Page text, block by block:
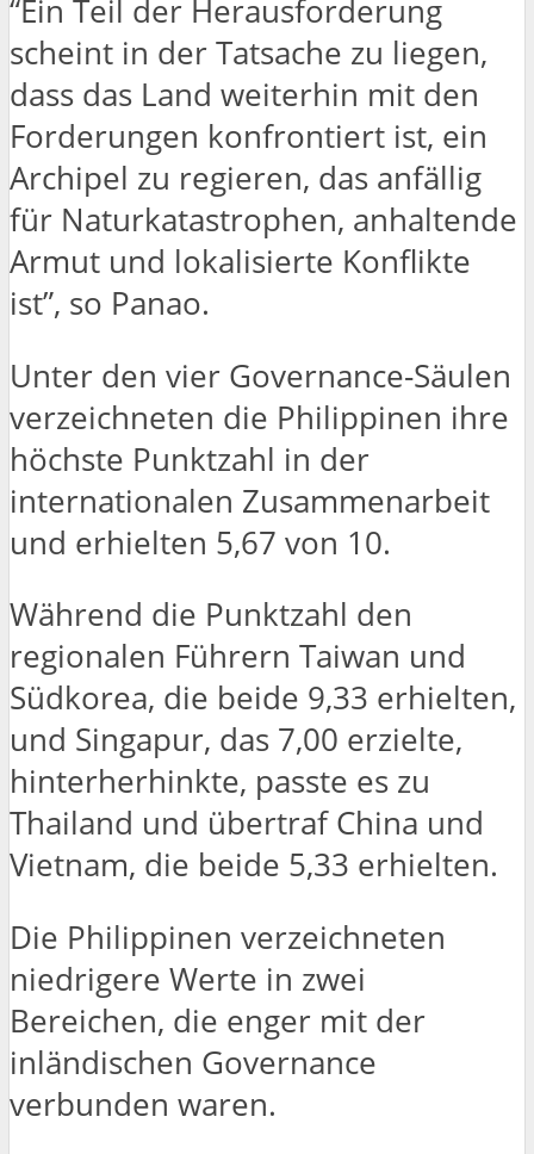
“Ein Teil der Herausforderung
scheint in der Tatsache zu liegen,
dass das Land weiterhin mit den
Forderungen konfrontiert ist, ein
Archipel zu regieren, das anfällig
für Naturkatastrophen, anhaltende
Armut und lokalisierte Konflikte
ist”, so Panao.
Unter den vier Governance-Säulen
verzeichneten die Philippinen ihre
höchste Punktzahl in der
internationalen Zusammenarbeit
und erhielten 5,67 von 10.
Während die Punktzahl den
regionalen Führern Taiwan und
Südkorea, die beide 9,33 erhielten,
und Singapur, das 7,00 erzielte,
hinterherhinkte, passte es zu
Thailand und übertraf China und
Vietnam, die beide 5,33 erhielten.
Die Philippinen verzeichneten
niedrigere Werte in zwei
Bereichen, die enger mit der
inländischen Governance
verbunden waren.